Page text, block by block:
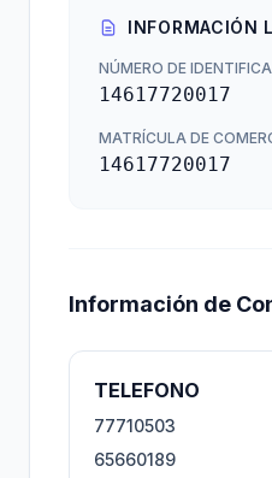
INFORMACIÓN
NÚMERO DE
14617720017
MATRÍCULA DE
14617720017
Información de
TELEFONO
77710503
65660189